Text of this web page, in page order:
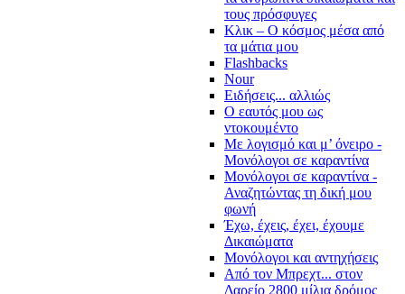
τους πρόσφυγες
Κλικ – Ο κόσμος μέσα από
τα μάτια μου
Flashbacks
Nour
Ειδήσεις... αλλιώς
Ο εαυτός μου ως
ντοκουμέντο
Με λογισμό και μ’ όνειρο -
Μονόλογοι σε καραντίνα
Μονόλογοι σε καραντίνα -
Αναζητώντας τη δική μου
φωνή
Έχω, έχεις, έχει, έχουμε
Δικαιώματα
Μονόλογοι και αντηχήσεις
Από τον Μπρεχτ... στον
Δαρείο 2800 μίλια δρόμος